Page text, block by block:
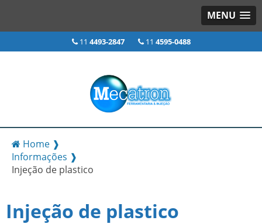
MENU
11 4493-2847 11 4595-0488
Home ❱
Informações ❱
Injeção de plastico
Injeção de plastico